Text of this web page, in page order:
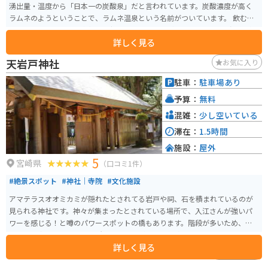
湧出量・温度から「日本一の炭酸泉」だと言われています。炭酸濃度が高く
ラムネのようということで、ラムネ温泉という名前がついています。 飲むこ
ともできるので、体の内側から効能を感じることができます。 2つの温泉があ
りますが、メインのラムネ温泉はお湯の温度が32度と低めなので、ゆっくり
長く浸かるのがオススメです。
詳しく見る
天岩戸神社 お気に入り
宮崎県 5 （口コミ1件）
#絶景スポット #神社｜寺院 #文化施設
アマテラスオオミカミが隠れたとされてる岩戸や祠、石を積まれているのが
見られる神社です。神々が集まったとされている場所で、入江さんが強いパ
ワーを感じる！と噂のパワースポットの橋もあります。階段が多いため、足
腰の弱い方は行きにくい場所もありますが、行く価値はあります。
詳しく見る
駐車： 駐車場あり
予算： 無料
混雑： 少し空いている
滞在： 1.5時間
施設： 屋外